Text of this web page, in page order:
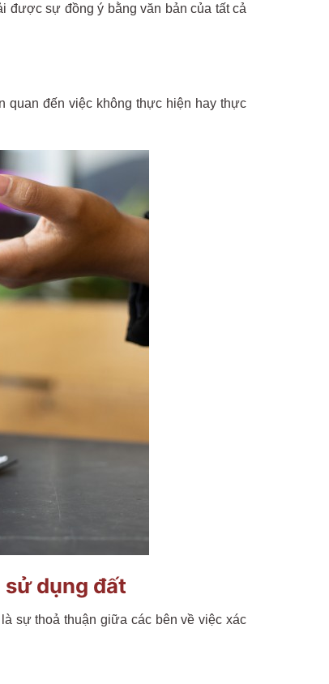
được sự đồng ý bằng văn bản của tất cả
quan đến việc không thực hiện hay thực
sử dụng đất
sự thoả thuận giữa các bên về việc xác